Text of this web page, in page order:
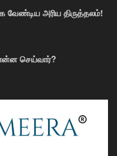
வேண்டிய அரிய திருத்தலம்!
செய்வார்?